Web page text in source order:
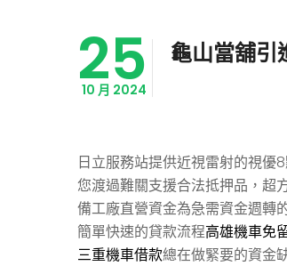
25
10 月 2024
龜山當舖引
日立服務站提供近視雷射的視優
您渡過難關支援合法抵押品，超
備工廠直營資金為急需資金週轉
簡單快速的貸款流程高雄機車免
三重機車借款總在做緊要的資金